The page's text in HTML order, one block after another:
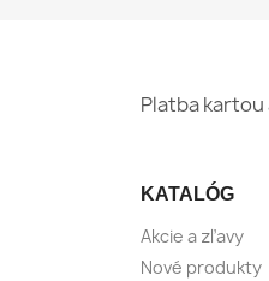
Platba
KATALÓG
Akcie a zľavy
Nové produkty